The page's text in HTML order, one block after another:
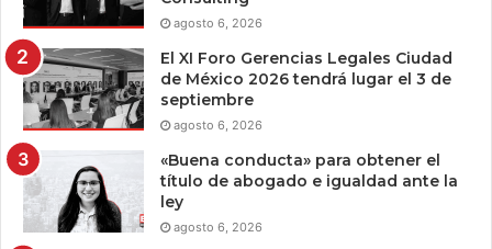
agosto 6, 2026
El XI Foro Gerencias Legales Ciudad
de México 2026 tendrá lugar el 3 de
septiembre
agosto 6, 2026
«Buena conducta» para obtener el
título de abogado e igualdad ante la
ley
agosto 6, 2026